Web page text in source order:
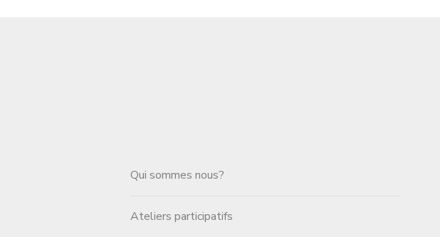
Qui sommes nous?
Ateliers participatifs